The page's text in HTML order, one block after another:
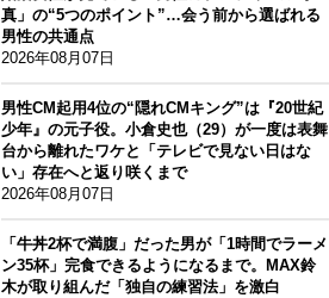
真」の“5つのポイント”…会う前から選ばれる
男性の共通点
2026年08月07日
男性CM起用4位の“隠れCMキング”は『20世紀
少年』の元子役。小倉史也（29）が一度は表舞
台から離れたワケと「テレビで見ない日はな
い」存在へと返り咲くまで
2026年08月07日
「牛丼2杯で満腹」だった男が「1時間でラーメ
ン35杯」完食できるようになるまで。MAX鈴
木が取り組んだ「独自の練習法」を激白